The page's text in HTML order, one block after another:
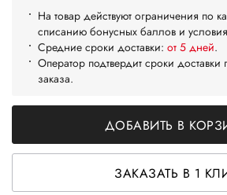
На товар действуют ограничения по
списанию бонусных баллов и
Средние сроки доставки: от 5 дней.
Оператор подтвердит сроки
заказа.
ДОБАВИТЬ В
ЗАКАЗАТЬ В 1